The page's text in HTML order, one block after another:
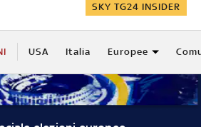
SKY TG24 INSIDER
USA Italia Europee